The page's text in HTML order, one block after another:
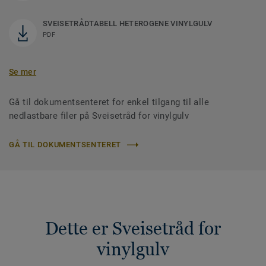
SVEISETRÅDTABELL HETEROGENE VINYLGULV
PDF
Se mer
Gå til dokumentsenteret for enkel tilgang til alle
nedlastbare filer på Sveisetråd for vinylgulv
GÅ TIL DOKUMENTSENTERET
Dette er Sveisetråd for
vinylgulv